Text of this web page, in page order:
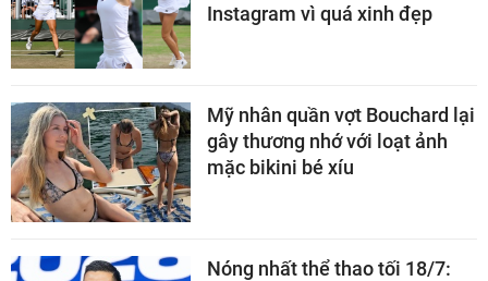
Instagram vì quá xinh đẹp
Mỹ nhân quần vợt Bouchard lại
gây thương nhớ với loạt ảnh
mặc bikini bé xíu
Nóng nhất thể thao tối 18/7: